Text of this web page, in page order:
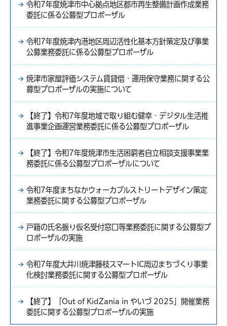
令和7年度焼津市中心拠点地区都市再生整備計画作成業務
委託に係る公募型プロポーザル
令和7年度焼津内港地区周辺活性化基本方針策定及び事業
公募業務委託に係る公募型プロポーザル
焼津市家屋評価システム賃貸借・運用保守業務に関する公
募型プロポーザルの実施について
【終了】令和7年度地域で取り組む健幸・デジタル生活推
進事業企画運営業務委託に係る公募型プロポーザル
【終了】令和7年度焼津市生活困窮者自立相談支援事業業
務委託に係る公募型プロポーザルについて
令和7年度まちなかウォーカブルストリートデザイン策定
業務委託に関する公募型プロポーザル
戸籍の氏名振り仮名受付窓口等業務委託に関する公募型プ
ロポーザルの実施
令和7年度大井川焼津藤枝スマートIC周辺まちづくり事業
化検討業務委託に関する公募型プロポーザル
【終了】「Out of KidZania in やいづ 2025」開催業務
委託に関する公募型プロポーザルの実施